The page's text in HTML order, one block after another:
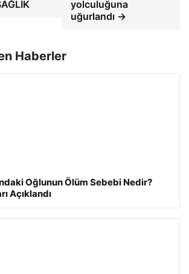
yolculuğuna
uğurlandı →
Haberler
Oğlunun Ölüm Sebebi Nedir?
Açıklandı